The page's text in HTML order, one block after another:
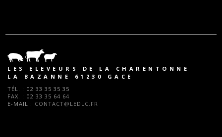
LES ELEVEURS DE LA CHARENTONNE
LA BAZANNE 61230 GACE
TÉL. : 02 33 35 35 35
FAX. : 02 33 35 64 64
E-MAIL : CONTACT@LEDLC.FR